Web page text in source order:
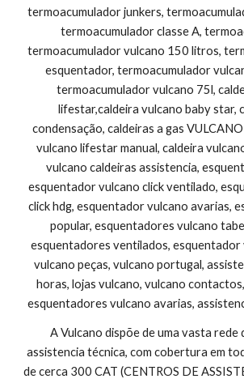
termoacumulador junkers,
termoacumulador classe A,
termoacumulador vulcano 150 litros,
esquentador, termoacumulador
termoacumulador vulcano 75l,
lifestar,caldeira vulcano baby star,
condensação, caldeiras a gas
vulcano lifestar manual, caldeira
vulcano caldeiras assistencia,
esquentador vulcano click ventilado,
click hdg, esquentador vulcano avarias,
popular, esquentadores vulcano
esquentadores ventilados, esquentador
vulcano peças, vulcano portugal,
horas, lojas vulcano, vulcano
esquentadores vulcano avarias,
A Vulcano dispõe de uma vasta rede
assistencia técnica, com cobertura em
de cerca 300 CAT (CENTROS DE